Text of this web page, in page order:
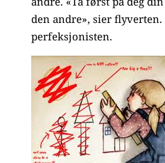
den andre», sier flyverten.
perfeksjonisten.